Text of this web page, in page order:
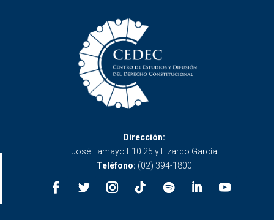
Dirección:
José Tamayo E10 25 y Lizardo García
Teléfono: (02) 394-1800